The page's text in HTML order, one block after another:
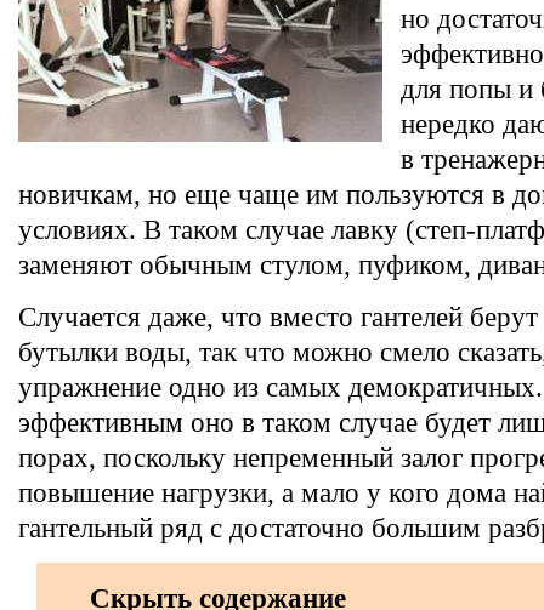
но
для попы и
нередко
в
новичкам, но еще чаще им пользуются в
условиях. В таком случае лавку (степ-
заменяют обычным стулом, пуфиком,
Случается даже, что вместо гантелей
бутылки воды, так что можно смело
упражнение одно из самых
эффективным оно в таком случае будет
порах, поскольку непременный залог
повышение нагрузки, а мало у кого дома
гантельный ряд с достаточно большим
Скрыть содержание